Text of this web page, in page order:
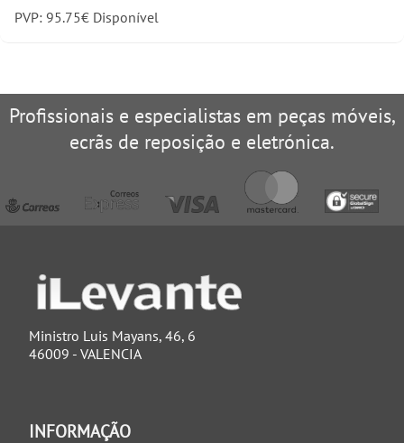
PVP: 95.75€ Disponível
Profissionais e especialistas em peças móveis,
ecrãs de reposição e eletrónica.
Ministro Luis Mayans, 46, 6
46009 - VALENCIA
INFORMAÇÃO